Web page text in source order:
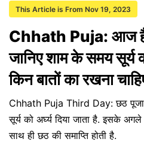
This Article is From Nov 19, 2023
Chhath Puja: आज है
जानिए शाम के समय सूर्य
किन बातों का रखना
Chhath Puja Third Day: छठ
सूर्य को अर्घ्य दिया जाता है. इसके
साथ ही छठ की समाप्ति होती है.